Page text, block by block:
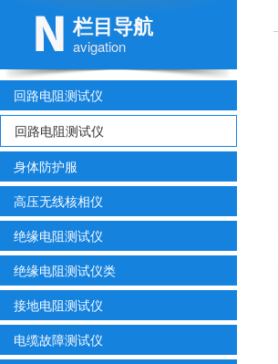
栏目导航
avigation
回路电阻测试仪
回路电阻测试仪
身体防护服
高压无线核相仪
绝缘电阻测试仪
绝缘电阻测试仪类
接地电阻测试仪
电缆故障测试仪